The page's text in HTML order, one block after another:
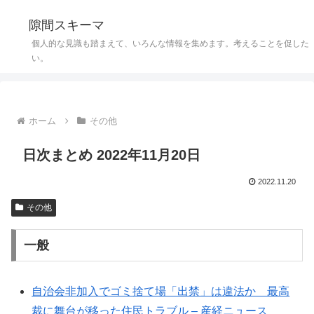
隙間スキーマ
個人的な見識も踏まえて、いろんな情報を集めます。考えることを促した
い。
ホーム その他
日次まとめ 2022年11月20日
2022.11.20
その他
一般
自治会非加入でゴミ捨て場「出禁」は違法か 最高
裁に舞台が移った住民トラブル – 産経ニュース